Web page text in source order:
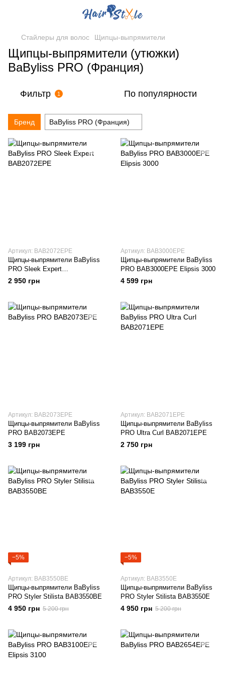
Стайлеры для волос Щипцы-выпрямители
Щипцы-выпрямители (утюжки)
BaByliss PRO (Франция)
Фильтр 1 По популярности
Бренд BaByliss PRO (Франция)
Артикул: BAB2072EPE
Щипцы-выпрямители BaByliss
PRO Sleek Expert
BAB2072EPE
2 950 грн
Артикул: BAB3000EPE
Щипцы-выпрямители BaByliss
PRO BAB3000EPE Elipsis 3000
4 599 грн
Артикул: BAB2073EPE
Щипцы-выпрямители BaByliss
PRO BAB2073EPE
3 199 грн
Артикул: BAB2071EPE
Щипцы-выпрямители BaByliss
PRO Ultra Curl BAB2071EPE
2 750 грн
−5%
Артикул: BAB3550BE
Щипцы-выпрямители BaByliss
PRO Styler Stilista BAB3550BE
4 950 грн 5 200 грн
−5%
Артикул: BAB3550E
Щипцы-выпрямители BaByliss
PRO Styler Stilista BAB3550E
4 950 грн 5 200 грн